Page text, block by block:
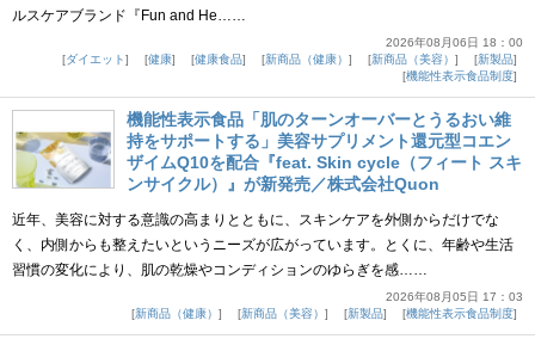
ルスケアブランド『Fun and He……
2026年08月06日 18：00
ダイエット
健康 健康食品 新商品（健康） 新商品（美容）
新製品
機能性表示食品制度
機能性表示食品「肌のターンオーバーとうるおい維
持をサポートする」美容サプリメント還元型コエン
ザイムQ10を配合『feat. Skin cycle（フィート スキ
ンサイクル）』が新発売／株式会社Quon
近年、美容に対する意識の高まりとともに、スキンケアを外側からだけでな
く、内側からも整えたいというニーズが広がっています。とくに、年齢や生活
習慣の変化により、肌の乾燥やコンディションのゆらぎを感……
2026年08月05日 17：03
新商品（健康）
新商品（美容） 新製品 機能性表示食品制度